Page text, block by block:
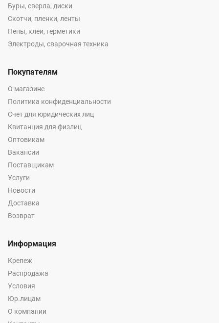
Буры, сверла, диски
Скотчи, пленки, ленты
Пены, клеи, герметики
Электроды, сварочная техника
Покупателям
О магазине
Политика конфиденциальности
Счет для юридических лиц
Квитанция для физлиц
Оптовикам
Вакансии
Поставщикам
Услуги
Новости
Доставка
Возврат
Информация
Крепеж
Распродажа
Условия
Юр.лицам
О компании